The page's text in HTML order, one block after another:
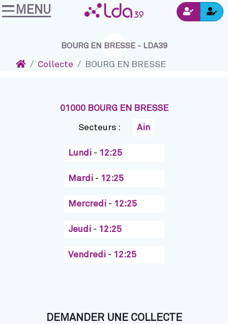
Accéder au contenu
Connexion
MENU
BOURG EN BRESSE - LDA39
AccueilCollecte BOURG EN BRESSE
01000 BOURG EN BRESSE
Secteurs : Ain
Lundi - 12:25
Mardi - 12:25
Mercredi - 12:25
Jeudi - 12:25
Vendredi - 12:25
DEMANDER UNE COLLECTE